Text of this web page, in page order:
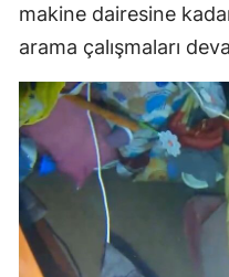
makine dairesine
arama çalışmaları